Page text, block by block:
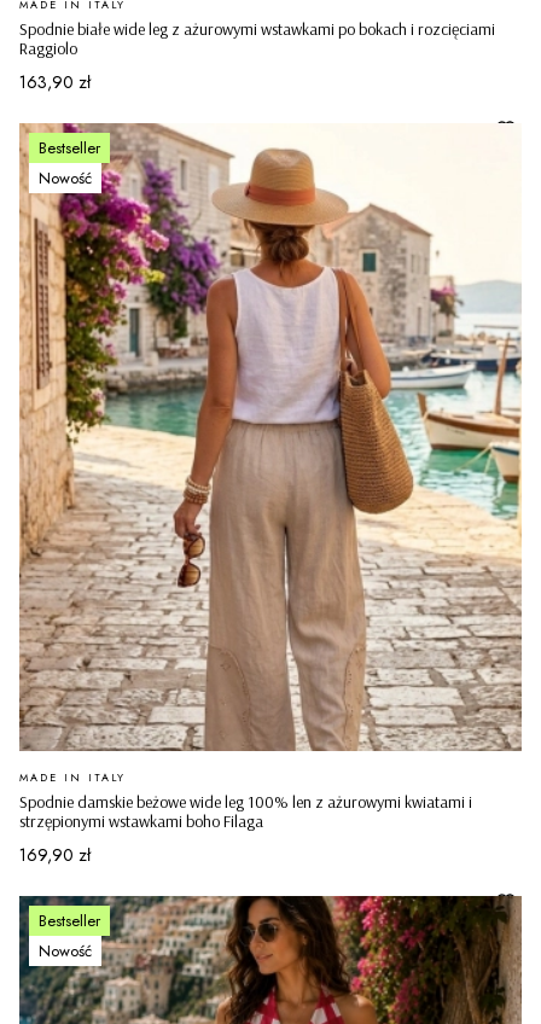
Spodnie białe wide leg z ażurowymi wstawkami po bokach i rozcięciami
Raggiolo
MADE IN ITALY
Cena
163,90 zł
Bestseller
Nowość
Spodnie damskie beżowe wide leg 100% len z ażurowymi kwiatami i
strzępionymi wstawkami boho Filaga
PRODUCENT
MADE IN ITALY
Cena
169,90 zł
Bestseller
Nowość